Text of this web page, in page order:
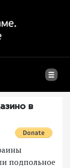
в
подпольное